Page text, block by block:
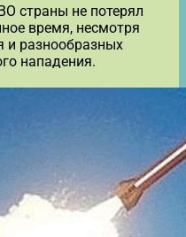
страны не потерял
время, несмотря
и разнообразных
нападения.